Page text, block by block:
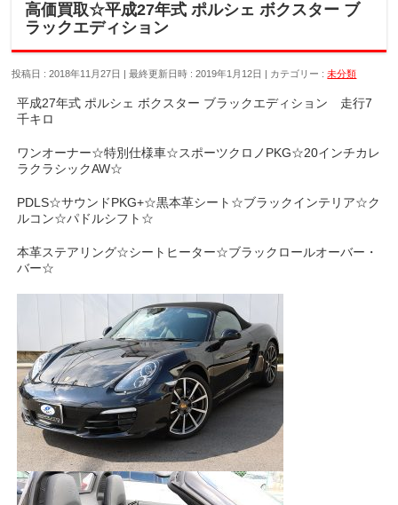
高価買取☆平成27年式 ポルシェ ボクスター ブ
ラックエディション
投稿日 : 2018年11月27日 最終更新日時 : 2019年1月12日 カテゴリー :未分類
平成27年式 ポルシェ ボクスター ブラックエディション 走行7
千キロ
ワンオーナー☆特別仕様車☆スポーツクロノPKG☆20インチカレ
ラクラシックAW☆
PDLS☆サウンドPKG+☆黒本革シート☆ブラックインテリア☆ク
ルコン☆パドルシフト☆
本革ステアリング☆シートヒーター☆ブラックロールオーバー・
バー☆